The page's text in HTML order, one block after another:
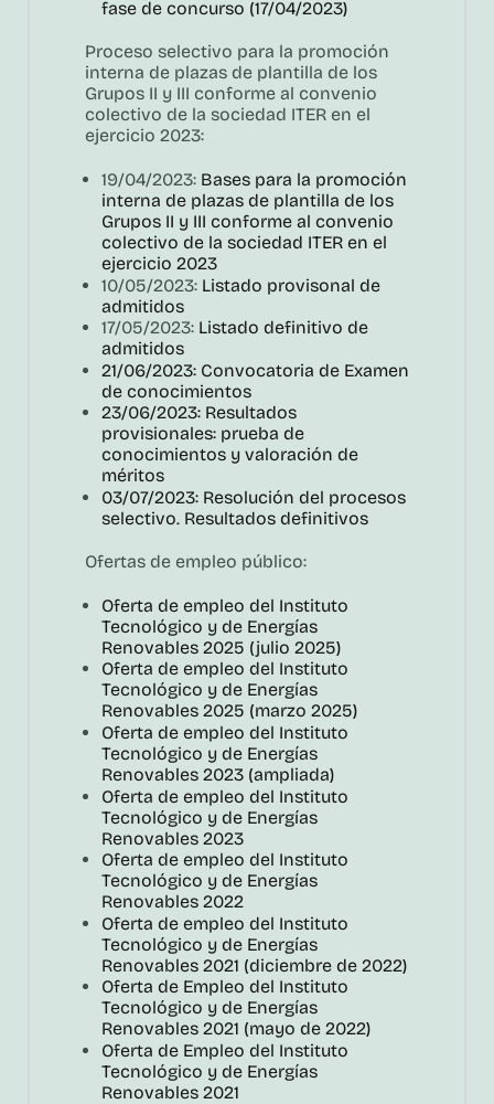
fase de concurso (17/04/2023)
Proceso selectivo para la promoción
interna de plazas de plantilla de los
Grupos II y III conforme al convenio
colectivo de la sociedad ITER en el
ejercicio 2023:
19/04/2023: Bases para la promoción
interna de plazas de plantilla de los
Grupos II y III conforme al convenio
colectivo de la sociedad ITER en el
ejercicio 2023
10/05/2023:Listado provisonal de
admitidos
17/05/2023: Listado definitivo de
admitidos
21/06/2023: Convocatoria de Examen
de conocimientos
23/06/2023: Resultados
provisionales: prueba de
conocimientos y valoración de
méritos
03/07/2023: Resolución del procesos
selectivo. Resultados definitivos
Ofertas de empleo público:
Oferta de empleo del Instituto
Tecnológico y de Energías
Renovables 2025 (julio 2025)
Oferta de empleo del Instituto
Tecnológico y de Energías
Renovables 2025 (marzo 2025)
Oferta de empleo del Instituto
Tecnológico y de Energías
Renovables 2023 (ampliada)
Oferta de empleo del Instituto
Tecnológico y de Energías
Renovables 2023
Oferta de empleo del Instituto
Tecnológico y de Energías
Renovables 2022
Oferta de empleo del Instituto
Tecnológico y de Energías
Renovables 2021 (diciembre de 2022)
Oferta de Empleo del Instituto
Tecnológico y de Energías
Renovables 2021 (mayo de 2022)
Oferta de Empleo del Instituto
Tecnológico y de Energías
Renovables 2021